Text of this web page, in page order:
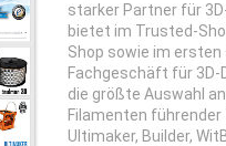
starker Partner für
bietet im Trusted-
Shop sowie im
Fachgeschäft für 3D-
die größte Auswahl
Filamenten führender
Ultimaker, Builder,